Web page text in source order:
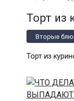
Торт из
Вторые
Торт из